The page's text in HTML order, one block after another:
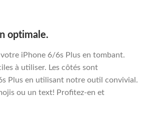
optimale.
iPhone 6/6s Plus en tombant.
à utiliser. Les côtés sont
Plus en utilisant notre outil convivial.
ou un text! Profitez-en et